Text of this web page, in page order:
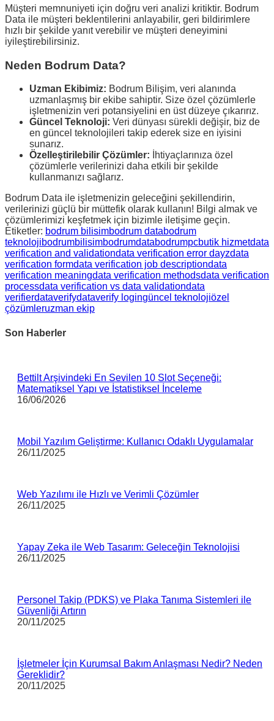
Müşteri memnuniyeti için doğru veri analizi kritiktir. Bodrum
Data ile müşteri beklentilerini anlayabilir, geri bildirimlere
hızlı bir şekilde yanıt verebilir ve müşteri deneyimini
iyileştirebilirsiniz.
Neden Bodrum Data?
Uzman Ekibimiz: Bodrum Bilişim, veri alanında
uzmanlaşmış bir ekibe sahiptir. Size özel çözümlerle
işletmenizin veri potansiyelini en üst düzeye çıkarırız.
Güncel Teknoloji: Veri dünyası sürekli değişir, biz de
en güncel teknolojileri takip ederek size en iyisini
sunarız.
Özelleştirilebilir Çözümler: İhtiyaçlarınıza özel
çözümlerle verilerinizi daha etkili bir şekilde
kullanmanızı sağlarız.
Bodrum Data ile işletmenizin geleceğini şekillendirin,
verilerinizi güçlü bir müttefik olarak kullanın! Bilgi almak ve
çözümlerimizi keşfetmek için bizimle iletişime geçin.
Etiketler: bodrum bilisimbodrum databodrum
teknolojibodrumbilisimbodrumdatabodrumpcbutik hizmetdata
verification and validationdata verification error dayzdata
verification formdata verification job descriptiondata
verification meaningdata verification methodsdata verification
processdata verification vs data validationdata
verifierdataverifydataverify logingüncel teknolojiözel
çözümleruzman ekip
Son Haberler
Bettilt Arşivindeki En Sevilen 10 Slot Seçeneği:
Matematiksel Yapı ve İstatistiksel İnceleme
16/06/2026
Mobil Yazılım Geliştirme: Kullanıcı Odaklı Uygulamalar
26/11/2025
Web Yazılımı ile Hızlı ve Verimli Çözümler
26/11/2025
Yapay Zeka ile Web Tasarım: Geleceğin Teknolojisi
26/11/2025
Personel Takip (PDKS) ve Plaka Tanıma Sistemleri ile
Güvenliği Artırın
20/11/2025
İşletmeler İçin Kurumsal Bakım Anlaşması Nedir? Neden
Gereklidir?
20/11/2025